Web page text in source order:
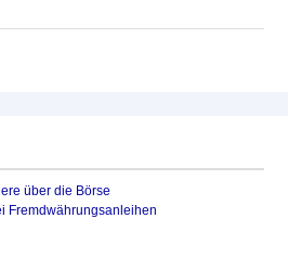
über die Börse
Fremdwährungsanleihen